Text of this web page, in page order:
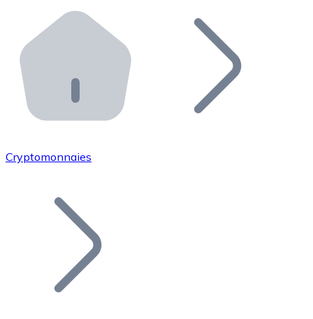
Distributeurs automatiques Bitnovo
Intégrez un ATM Bitnovo dans votre entreprise et
API Bitnovo
Intégrez notre API dans votre écosystème.
Rejoignez notre réseau de distributeurs et
Ajoutez le token de votre projet à notre service
Cryptomonnaies